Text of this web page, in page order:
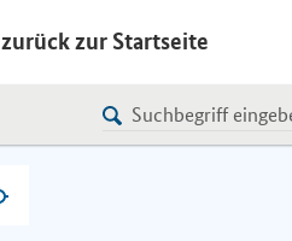
zurück zur Startseite